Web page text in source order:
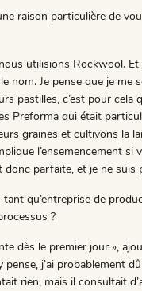
raison particulière de
utilisions Rockwool.
nom. Je pense que je me
pastilles, c’est pour cela
Preforma qui était
graines et cultivons la
l’ensemencement si
parfaite, et je ne suis
qu’entreprise de
?
dès le premier jour »,
j’ai probablement
rien, mais il consultait